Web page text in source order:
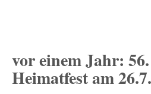
vor einem Jahr:
Heimatfest am